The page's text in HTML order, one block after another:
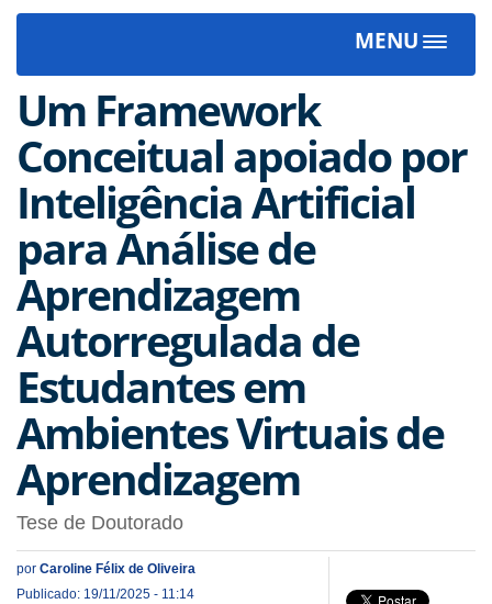
MENU
Toggle
Um Framework
Conceitual apoiado por
Inteligência Artificial
para Análise de
Aprendizagem
Autorregulada de
Estudantes em
Ambientes Virtuais de
Aprendizagem
Tese de Doutorado
por Caroline Félix de Oliveira
Publicado: 19/11/2025 - 11:14